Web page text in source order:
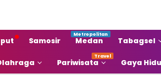
Samosir Medan Tabagsel
Pariwisata Gaya